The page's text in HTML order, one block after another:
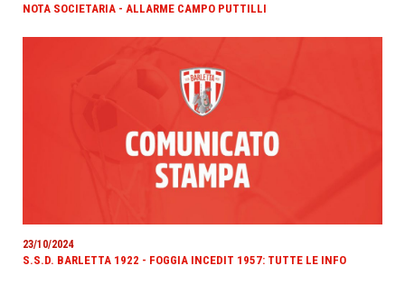
NOTA SOCIETARIA - ALLARME CAMPO PUTTILLI
23/10/2024
S.S.D. BARLETTA 1922 - FOGGIA INCEDIT 1957: TUTTE LE INFO